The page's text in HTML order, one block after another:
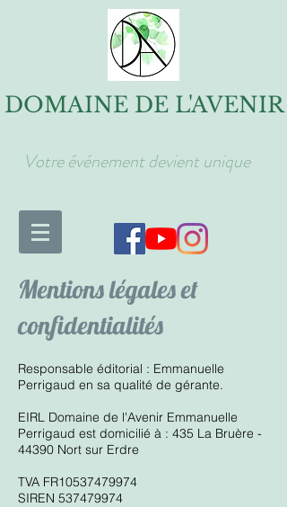
DOMAINE DE L'AVENIR
Votre événement devient unique
Mentions légales et
confidentialités
Responsable éditorial : Emmanuelle
Perrigaud en sa qualité de gérante.
EIRL Domaine de l'Avenir Emmanuelle
Perrigaud est domicilié à : 435 La Bruère -
44390 Nort sur Erdre
TVA FR10537479974
SIREN 537479974